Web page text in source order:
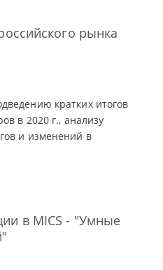
рынка
кратких итогов
в 2020 г., анализу
и изменений в
в MICS - "Умные